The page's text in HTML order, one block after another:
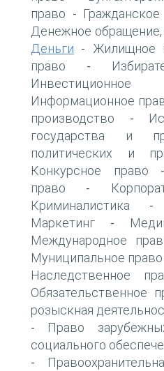
право -
Денежное
Деньги - Жилищное
право -
Информационное
производство -
государства и
политических и
Конкурсное право
право -
Криминалистика
Маркетинг -
Международное
Муниципальное право
Наследственное
Обязательственное
розыскная
- Право
социального
-